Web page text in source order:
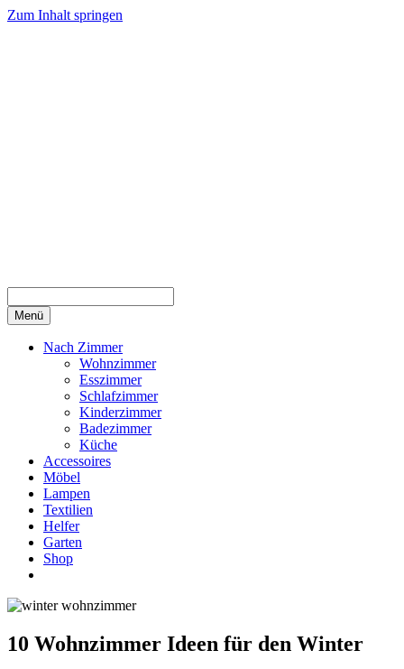
Zum Inhalt springen
Menü
Nach Zimmer
Wohnzimmer
Esszimmer
Schlafzimmer
Kinderzimmer
Badezimmer
Küche
Accessoires
Möbel
Lampen
Textilien
Helfer
Garten
Shop
10 Wohnzimmer Ideen für den Winter